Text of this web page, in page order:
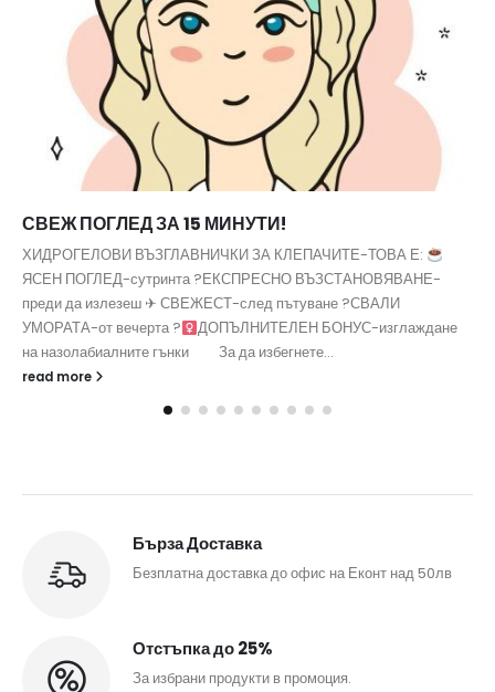
СВЕЖ ПОГЛЕД ЗА 15 МИНУТИ!
ХИДРОГЕЛОВИ ВЪЗГЛАВНИЧКИ ЗА КЛЕПАЧИТЕ-ТОВА Е:
ЯСЕН ПОГЛЕД-сутринта ?ЕКСПРЕСНО ВЪЗСТАНОВЯВАНЕ-
преди да излезеш ✈ СВЕЖЕСТ-след пътуване ?СВАЛИ
УМОРАТА-от вечерта ?‍
ДОПЪЛНИТЕЛЕН БОНУС-изглаждане
на назолабиалните гънки За да избегнете...
read more
Бърза Доставка
Безплатна доставка до офис на Еконт над 50лв
Отстъпка до 25%
За избрани продукти в промоция.